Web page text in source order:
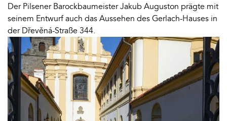
Der Pilsener Barockbaumeister Jakub Auguston prägte mit
seinem Entwurf auch das Aussehen des Gerlach-Hauses in
der Dřevěná-Straße 344.